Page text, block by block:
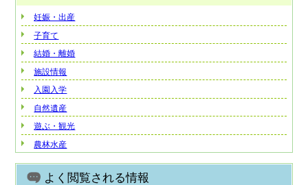
妊娠・出産
子育て
結婚・離婚
施設情報
入園入学
自然遺産
遊ぶ・観光
農林水産
よく閲覧される情報